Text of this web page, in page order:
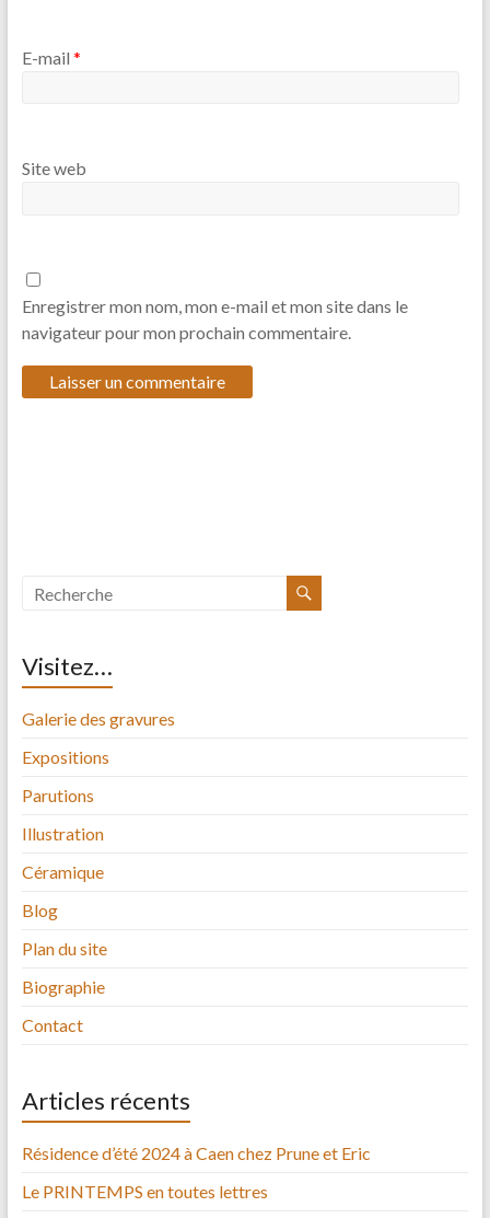
E-mail *
Site web
Enregistrer mon nom, mon e-mail et mon site dans le
navigateur pour mon prochain commentaire.
Visitez…
Galerie des gravures
Expositions
Parutions
Illustration
Céramique
Blog
Plan du site
Biographie
Contact
Articles récents
Résidence d’été 2024 à Caen chez Prune et Eric
Le PRINTEMPS en toutes lettres